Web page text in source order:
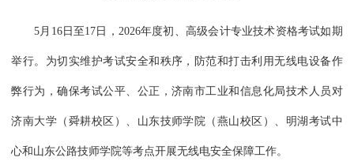
5月16日至17日，2026年度初、高级会计专业技术资格考试如期
举行。为切实维护考试安全和秩序，防范和打击利用无线电设备作
弊行为，确保考试公平、公正，济南市工业和信息化局技术人员对
济南大学（舜耕校区）、山东技师学院（燕山校区）、明湖考试中
心和山东公路技师学院等考点开展无线电安全保障工作。